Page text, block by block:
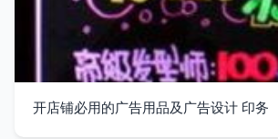
开店铺必用的广告用品及广告设计 印务